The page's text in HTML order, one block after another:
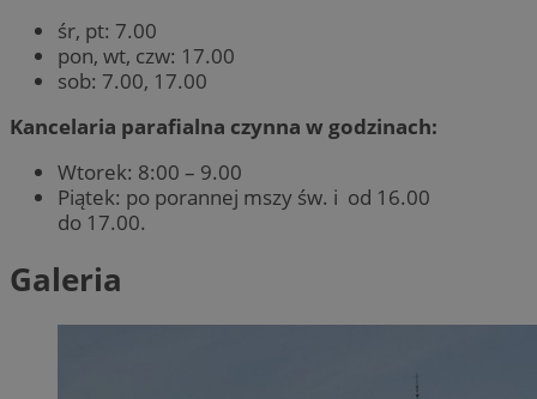
śr, pt: 7.00
pon, wt, czw: 17.00
sob: 7.00, 17.00
Kancelaria parafialna czynna w godzinach:
Wtorek: 8:00 – 9.00
Piątek: po porannej mszy św. i od 16.00
do 17.00.
Galeria